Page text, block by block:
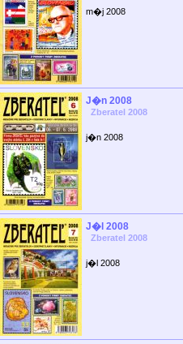
m�j 2008
J�n 2008
Zberatel 2008
j�n 2008
J�l 2008
Zberatel 2008
j�l 2008